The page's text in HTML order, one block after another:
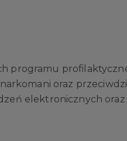
programu
oraz
elektronicznych